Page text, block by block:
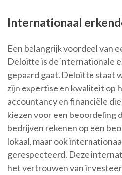
Internationaal
Een belangrijk voordeel van
Deloitte is de internationale
gepaard gaat. Deloitte staat
zijn expertise en kwaliteit op
accountancy en financiële
kiezen voor een beoordeling
bedrijven rekenen op een
lokaal, maar ook
gerespecteerd. Deze
het vertrouwen van